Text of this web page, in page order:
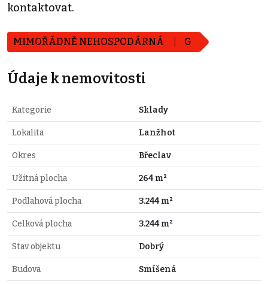
kontaktovat.
MIMOŘÁDNĚ NEHOSPODÁRNÁ G
Údaje k nemovitosti
Kategorie Sklady
Lokalita Lanžhot
Okres Břeclav
Užitná plocha 264 m²
Podlahová plocha 3.244 m²
Celková plocha 3.244 m²
Stav objektu Dobrý
Budova Smíšená